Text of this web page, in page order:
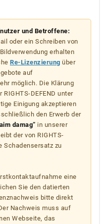
und Betroffene:
oder ein Schreiben von
erhalten
Re-Lizenzierung über
auf
möglich. Die Klärung
DEFEND unter
Einigung akzeptieren
den Erwerb der
damag“ in unserer
der von RIGHTS-
Schadensersatz zu
eine
Sie den datierten
bitte direkt
Nachweis muss auf
Webseite, das